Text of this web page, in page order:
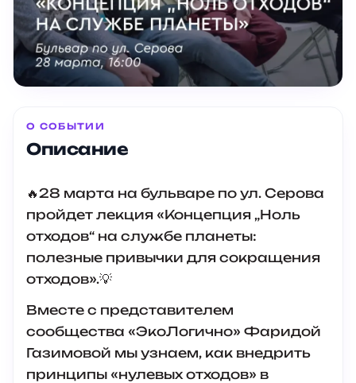
О СОБЫТИИ
Описание
🔥28 марта на бульваре по ул. Серова
пройдет лекция «Концепция „Ноль
отходов“ на службе планеты:
полезные привычки для сокращения
отходов».💡
Вместе с представителем
сообщества «ЭкоЛогично» Фаридой
Газимовой мы узнаем, как внедрить
принципы «нулевых отходов» в